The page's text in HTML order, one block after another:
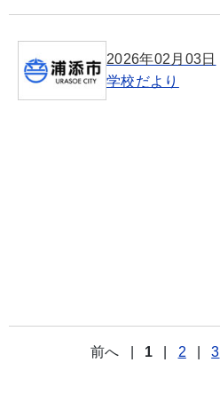
2026年02月03日
学校だより
前へ 1 2 3